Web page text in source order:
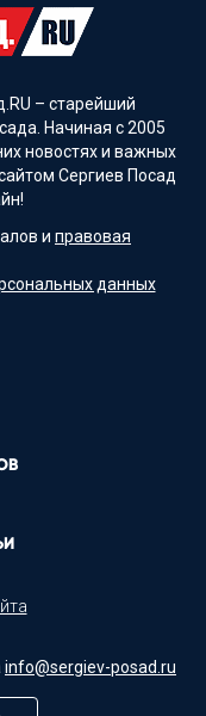
– старейший
Начиная с 2005
новостях и важных
Сергиев Посад
и правовая
данных
info@sergiev-posad.ru